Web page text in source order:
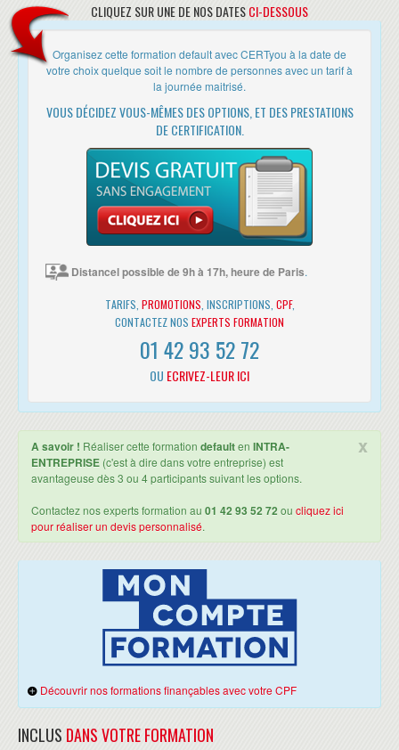
s'adapter à leurs contraintes.
DEROULEMENT
• Les horaires de fin de journée sont adaptés en fonction des
horaires des trains ou des avions des différents participants.
• Une attestation de suivi de formation vous sera remise en fin de
formation.
• Cette formation est organisée pour un maximum de 14 participants.
CLIQUEZ SUR UNE DE NOS DATESCI-DESSOUS
Organisez cette formation default avec CERTyou à la date de
votre choix quelque soit le nombre de personnes avec un tarif à
la journée maitrisé.
VOUS DÉCIDEZ VOUS-MÊMES DES OPTIONS, ET DES PRESTATIONS
DE CERTIFICATION.
Distancel possible de 9h à 17h, heure de Paris.
TARIFS, PROMOTIONS , INSCRIPTIONS, CPF,
CONTACTEZ NOS EXPERTS FORMATION
01 42 93 52 72
OU ECRIVEZ-LEUR ICI
x
A savoir ! Réaliser cette formation defaulten INTRA-
ENTREPRISE (c'est à dire dans votre entreprise) est
avantageuse dès 3 ou 4 participants suivant les options.
Contactez nos experts formation au 01 42 93 52 72 ou cliquez ici
pour réaliser un devis personnalisé.
Découvrir nos formations finançables avec votre CPF
INCLUS DANS VOTRE FORMATION